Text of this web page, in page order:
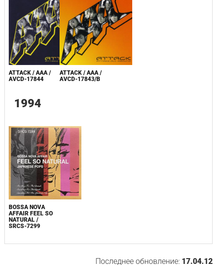
ATTACK / AAA /
AVCD-17844
ATTACK / AAA /
AVCD-17843/B
1994
BOSSA NOVA
AFFAIR FEEL SO
NATURAL /
SRCS-7299
Последнее обновление: 17.04.12